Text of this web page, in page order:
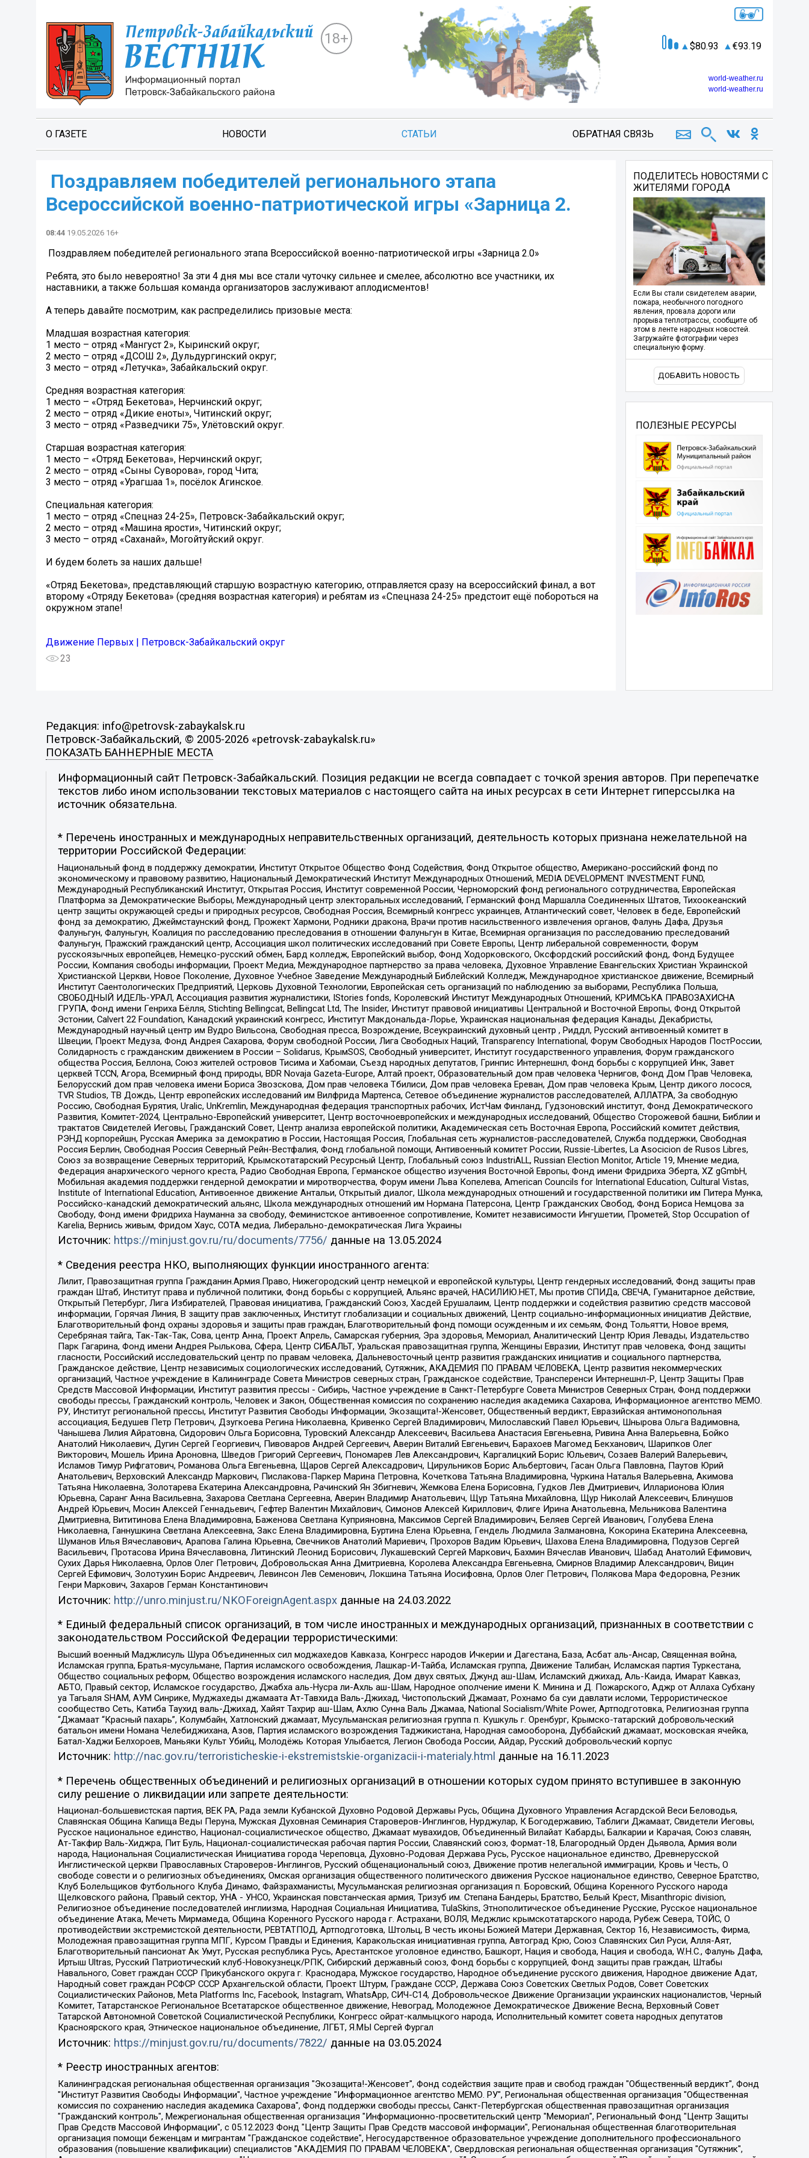
18+ 80.93 93.19
world-weather.ru
world-weather.ru
О ГАЗЕТЕ НОВОСТИ СТАТЬИ ОБРАТНАЯ СВЯЗЬ
️ Поздравляем победителей регионального этапа
Всероссийской военно-патриотической игры «Зарница 2.
08:44 19.05.2026 16+
️ Поздравляем победителей регионального этапа Всероссийской военно-патриотической игры «Зарница 2.0»
Ребята, это было невероятно! За эти 4 дня мы все стали чуточку сильнее и смелее, абсолютно все участники, их
наставники, а также большая команда организаторов заслуживают аплодисментов!
А теперь давайте посмотрим, как распределились призовые места:
Младшая возрастная категория:
1 место – отряд «Мангуст 2», Кыринский округ;
2 место – отряд «ДСОШ 2», Дульдургинский округ;
3 место – отряд «Летучка», Забайкальский округ.
Средняя возрастная категория:
1 место – «Отряд Бекетова», Нерчинский округ;
2 место – отряд «Дикие еноты», Читинский округ;
3 место – отряд «Разведчики 75», Улётовский округ.
Старшая возрастная категория:
1 место – «Отряд Бекетова», Нерчинский округ;
2 место – отряд «Сыны Суворова», город Чита;
3 место – отряд «Урагшаа 1», посёлок Агинское.
Специальная категория:
1 место – отряд «Спецназ 24-25», Петровск-Забайкальский округ;
2 место – отряд «Машина ярости», Читинский округ;
3 место – отряд «Саханай», Могойтуйский округ.
И будем болеть за наших дальше!
«Отряд Бекетова», представляющий старшую возрастную категорию, отправляется сразу на всероссийский финал, а вот
второму «Отряду Бекетова» (средняя возрастная категория) и ребятам из «Спецназа 24-25» предстоит ещё побороться на
окружном этапе! ️
Движение Первых | Петровск-Забайкальский округ
23
ПОДЕЛИТЕСЬ НОВОСТЯМИ С
ЖИТЕЛЯМИ ГОРОДА
Если Вы стали свидетелем аварии,
пожара, необычного погодного
явления, провала дороги или
прорыва теплотрассы, сообщите об
этом в ленте народных новостей.
Загружайте фотографии через
специальную форму.
ДОБАВИТЬ НОВОСТЬ
ПОЛЕЗНЫЕ РЕСУРСЫ
Редакция: info@petrovsk-zabaykalsk.ru
Петровск-Забайкальский, © 2005-2026 «petrovsk-zabaykalsk.ru»
ПОКАЗАТЬ БАННЕРНЫЕ МЕСТА
Информационный сайт Петровск-Забайкальский. Позиция редакции не всегда совпадает с точкой зрения авторов. При перепечатке
текстов либо ином использовании текстовых материалов с настоящего сайта на иных ресурсах в сети Интернет гиперссылка на
источник обязательна.
* Перечень иностранных и международных неправительственных организаций, деятельность которых признана нежелательной на
территории Российской Федерации:
Национальный фонд в поддержку демократии, Институт Открытое Общество Фонд Содействия, Фонд Открытое общество, Американо-российский фонд по
экономическому и правовому развитию, Национальный Демократический Институт Международных Отношений, MEDIA DEVELOPMENT INVESTMENT FUND,
Международный Республиканский Институт, Открытая Россия, Институт современной России, Черноморский фонд регионального сотрудничества, Европейская
Платформа за Демократические Выборы, Международный центр электоральных исследований, Германский фонд Маршалла Соединенных Штатов, Тихоокеанский
центр защиты окружающей среды и природных ресурсов, Свободная Россия, Всемирный конгресс украинцев, Атлантический совет, Человек в беде, Европейский
фонд за демократию, Джеймстаунский фонд, Прожект Хармони, Родники дракона, Врачи против насильственного извлечения органов, Фалунь Дафа, Друзья
Фалуньгун, Фалуньгун, Коалиция по расследованию преследования в отношении Фалуньгун в Китае, Всемирная организация по расследованию преследований
Фалуньгун, Пражский гражданский центр, Ассоциация школ политических исследований при Совете Европы, Центр либеральной современности, Форум
русскоязычных европейцев, Немецко-русский обмен, Бард колледж, Европейский выбор, Фонд Ходорковского, Оксфордский российский фонд, Фонд Будущее
России, Компания свободы информации, Проект Медиа, Международное партнерство за права человека, Духовное Управление Евангельских Христиан Украинской
Христианской Церкви, Новое Поколение, Духовное Учебное Заведение Международный Библейский Колледж, Международное христианское движение, Всемирный
Институт Саентологических Предприятий, Церковь Духовной Технологии, Европейская сеть организаций по наблюдению за выборами, Республика Польша,
СВОБОДНЫЙ ИДЕЛЬ-УРАЛ, Ассоциация развития журналистики, IStories fonds, Королевский Институт Международных Отношений, КРИМСЬКА ПРАВОЗАХИСНА
ГРУПА, Фонд имени Генриха Бёлля, Stichting Bellingcat, Bellingcat Ltd, The Insider, Институт правовой инициативы Центральной и Восточной Европы, Фонд Открытой
Эстонии, Calvert 22 Foundation, Канадский украинский конгресс, Институт Макдональда-Лорье, Украинская национальная федерация Канады, Декабристы,
Международный научный центр им Вудро Вильсона, Свободная пресса, Возрождение, Всеукраинский духовный центр , Риддл, Русский антивоенный комитет в
Швеции, Проект Медуза, Фонд Андрея Сахарова, Форум свободной России, Лига Свободных Наций, Transparеncy International, Форум Свободных Народов ПостРоссии,
Солидарность с гражданским движением в России – Solidarus, КрымSOS, Свободный университет, Институт государственного управления, Форум гражданского
общества Россия, Беллона, Союз жителей островов Тисима и Хабомаи, Съезд народных депутатов, Гринпис Интернешнл, Фонд борьбы с коррупцией Инк, Завет
церквей TCCN, Агора, Всемирный фонд природы, BDR Novaja Gazeta-Europe, Алтай проект, Образовательный дом прав человека Чернигов, Фонд Дом Прав Человека,
Белорусский дом прав человека имени Бориса Звозскова, Дом прав человека Тбилиси, Дом прав человека Ереван, Дом прав человека Крым, Центр дикого лосося,
TVR Studios, ТВ Дождь, Центр европейских исследований им Вилфрида Мартенса, Сетевое объединение журналистов расследователей, АЛЛАТРА, За свободную
Россию, Свободная Бурятия, Uralic, UnKremlin, Международная федерация транспортных рабочих, ИстЧам Финланд, Гудзоновский институт, Фонд Демократического
Развития, Комитет-2024, Центрально-Европейский университет, Центр восточноевропейских и международных исследований, Общество Сторожевой башни, Библии и
трактатов Свидетелей Иеговы, Гражданский Совет, Центр анализа европейской политики, Академическая сеть Восточная Европа, Российский комитет действия,
РЭНД корпорейшн, Русская Америка за демократию в России, Настоящая Россия, Глобальная сеть журналистов-расследователей, Служба поддержки, Свободная
Россия Берлин, Свободная Россия Северный Рейн-Вестфалия, Фонд глобальной помощи, Антивоенный комитет России, Russie-Libertes, La Asocicion de Rusos Libres,
Союз за возвращение Северных территорий, Крымскотатарский Ресурсный Центр, Глобальный союз IndustriALL, Russian Election Monitor, Article 19, Мнение медиа,
Федерация анархического черного креста, Радио Свободная Европа, Германское общество изучения Восточной Европы, Фонд имени Фридриха Эберта, XZ gGmbH,
Мобильная академия поддержки гендерной демократии и миротворчества, Форум имени Льва Копелева, American Councils for International Education, Cultural Vistas,
Institute of International Education, Антивоенное движение Антальи, Открытый диалог, Школа международных отношений и государственной политики им Питера Мунка,
Российско-канадский демократический альянс, Школа международных отношений им Нормана Патерсона, Центр Гражданских Свобод, Фонд Бориса Немцова за
Свободу, Фонд имени Фридриха Науманна за свободу, Феминистское антивоенное сопротивление, Комитет независимости Ингушетии, Прометей, Stop Occupation of
Karelia, Вернись живым, Фридом Хаус, СОТА медиа, Либерально-демократическая Лига Украины
Источник: https://minjust.gov.ru/ru/documents/7756/ данные на 13.05.2024
* Сведения реестра НКО, выполняющих функции иностранного агента:
Лилит, Правозащитная группа Гражданин.Армия.Право, Нижегородский центр немецкой и европейской культуры, Центр гендерных исследований, Фонд защиты прав
граждан Штаб, Институт права и публичной политики, Фонд борьбы с коррупцией, Альянс врачей, НАСИЛИЮ.НЕТ, Мы против СПИДа, СВЕЧА, Гуманитарное действие,
Открытый Петербург, Лига Избирателей, Правовая инициатива, Гражданский Союз, Хасдей Ерушалаим, Центр поддержки и содействия развитию средств массовой
информации, Горячая Линия, В защиту прав заключенных, Институт глобализации и социальных движений, Центр социально-информационных инициатив Действие,
Благотворительный фонд охраны здоровья и защиты прав граждан, Благотворительный фонд помощи осужденным и их семьям, Фонд Тольятти, Новое время,
Серебряная тайга, Так-Так-Так, Сова, центр Анна, Проект Апрель, Самарская губерния, Эра здоровья, Мемориал, Аналитический Центр Юрия Левады, Издательство
Парк Гагарина, Фонд имени Андрея Рылькова, Сфера, Центр СИБАЛЬТ, Уральская правозащитная группа, Женщины Евразии, Институт прав человека, Фонд защиты
гласности, Российский исследовательский центр по правам человека, Дальневосточный центр развития гражданских инициатив и социального партнерства,
Гражданское действие, Центр независимых социологических исследований, Сутяжник, АКАДЕМИЯ ПО ПРАВАМ ЧЕЛОВЕКА, Центр развития некоммерческих
организаций, Частное учреждение в Калининграде Совета Министров северных стран, Гражданское содействие, Трансперенси Интернешнл-Р, Центр Защиты Прав
Средств Массовой Информации, Институт развития прессы - Сибирь, Частное учреждение в Санкт-Петербурге Совета Министров Северных Стран, Фонд поддержки
свободы прессы, Гражданский контроль, Человек и Закон, Общественная комиссия по сохранению наследия академика Сахарова, Информационное агентство МЕМО.
РУ, Институт региональной прессы, Институт Развития Свободы Информации, Экозащита!-Женсовет, Общественный вердикт, Евразийская антимонопольная
ассоциация, Бедушев Петр Петрович, Дзугкоева Регина Николаевна, Кривенко Сергей Владимирович, Милославский Павел Юрьевич, Шнырова Ольга Вадимовна,
Чанышева Лилия Айратовна, Сидорович Ольга Борисовна, Туровский Александр Алексеевич, Васильева Анастасия Евгеньевна, Ривина Анна Валерьевна, Бойко
Анатолий Николаевич, Дугин Сергей Георгиевич, Пивоваров Андрей Сергеевич, Аверин Виталий Евгеньевич, Барахоев Магомед Бекханович, Шарипков Олег
Викторович, Мошель Ирина Ароновна, Шведов Григорий Сергеевич, Пономарев Лев Александрович, Каргалицкий Борис Юльевич, Созаев Валерий Валерьевич,
Исламов Тимур Рифгатович, Романова Ольга Евгеньевна, Щаров Сергей Алексадрович, Цирульников Борис Альбертович, Гасан Ольга Павловна, Паутов Юрий
Анатольевич, Верховский Александр Маркович, Пислакова-Паркер Марина Петровна, Кочеткова Татьяна Владимировна, Чуркина Наталья Валерьевна, Акимова
Татьяна Николаевна, Золотарева Екатерина Александровна, Рачинский Ян Збигневич, Жемкова Елена Борисовна, Гудков Лев Дмитриевич, Илларионова Юлия
Юрьевна, Саранг Анна Васильевна, Захарова Светлана Сергеевна, Аверин Владимир Анатольевич, Щур Татьяна Михайловна, Щур Николай Алексеевич, Блинушов
Андрей Юрьевич, Мосин Алексей Геннадьевич, Гефтер Валентин Михайлович, Симонов Алексей Кириллович, Флиге Ирина Анатольевна, Мельникова Валентина
Дмитриевна, Вититинова Елена Владимировна, Баженова Светлана Куприяновна, Максимов Сергей Владимирович, Беляев Сергей Иванович, Голубева Елена
Николаевна, Ганнушкина Светлана Алексеевна, Закс Елена Владимировна, Буртина Елена Юрьевна, Гендель Людмила Залмановна, Кокорина Екатерина Алексеевна,
Шуманов Илья Вячеславович, Арапова Галина Юрьевна, Свечников Анатолий Мариевич, Прохоров Вадим Юрьевич, Шахова Елена Владимировна, Подузов Сергей
Васильевич, Протасова Ирина Вячеславовна, Литинский Леонид Борисович, Лукашевский Сергей Маркович, Бахмин Вячеслав Иванович, Шабад Анатолий Ефимович,
Сухих Дарья Николаевна, Орлов Олег Петрович, Добровольская Анна Дмитриевна, Королева Александра Евгеньевна, Смирнов Владимир Александрович, Вицин
Сергей Ефимович, Золотухин Борис Андреевич, Левинсон Лев Семенович, Локшина Татьяна Иосифовна, Орлов Олег Петрович, Полякова Мара Федоровна, Резник
Генри Маркович, Захаров Герман Константинович
Источник: http://unro.minjust.ru/NKOForeignAgent.aspxданные на 24.03.2022
* Единый федеральный список организаций, в том числе иностранных и международных организаций, признанных в соответствии с
законодательством Российской Федерации террористическими:
Высший военный Маджлисуль Шура Объединенных сил моджахедов Кавказа, Конгресс народов Ичкерии и Дагестана, База, Асбат аль-Ансар, Священная война,
Исламская группа, Братья-мусульмане, Партия исламского освобождения, Лашкар-И-Тайба, Исламская группа, Движение Талибан, Исламская партия Туркестана,
Общество социальных реформ, Общество возрождения исламского наследия, Дом двух святых, Джунд аш-Шам, Исламский джихад, Аль-Каида, Имарат Кавказ,
АБТО, Правый сектор, Исламское государство, Джабха аль-Нусра ли-Ахль аш-Шам, Народное ополчение имени К. Минина и Д. Пожарского, Аджр от Аллаха Субхану
уа Тагьаля SHAM, АУМ Синрике, Муджахеды джамаата Ат-Тавхида Валь-Джихад, Чистопольский Джамаат, Рохнамо ба суи давлати исломи, Террористическое
сообщество Сеть, Катиба Таухид валь-Джихад, Хайят Тахрир аш-Шам, Ахлю Сунна Валь Джамаа, National Socialism/White Power, Артподготовка, Религиозная группа
“Джамаат “Красный пахарь”, Колумбайн, Хатлонский джамаат, Мусульманская религиозная группа п. Кушкуль г. Оренбург, Крымско-татарский добровольческий
батальон имени Номана Челебиджихана, Азов, Партия исламского возрождения Таджикистана, Народная самооборона, Дуббайский джамаат, московская ячейка,
Батал-Хаджи Белхороев, Маньяки Культ Убийц, Молодёжь Которая Улыбается, Легион Свобода России, Айдар, Русский добровольческий корпус
Источник: http://nac.gov.ru/terroristicheskie-i-ekstremistskie-organizacii-i-materialy.html данные на 16.11.2023
* Перечень общественных объединений и религиозных организаций в отношении которых судом принято вступившее в законную
силу решение о ликвидации или запрете деятельности:
Национал-большевистская партия, ВЕК РА, Рада земли Кубанской Духовно Родовой Державы Русь, Община Духовного Управления Асгардской Веси Беловодья,
Славянская Община Капища Веды Перуна, Мужская Духовная Семинария Староверов-Инглингов, Нурджулар, К Богодержавию, Таблиги Джамаат, Свидетели Иеговы,
Русское национальное единство, Национал-социалистическое общество, Джамаат мувахидов, Объединенный Вилайат Кабарды, Балкарии и Карачая, Союз славян,
Ат-Такфир Валь-Хиджра, Пит Буль, Национал-социалистическая рабочая партия России, Славянский союз, Формат-18, Благородный Орден Дьявола, Армия воли
народа, Национальная Социалистическая Инициатива города Череповца, Духовно-Родовая Держава Русь, Русское национальное единство, Древнерусской
Инглистической церкви Православных Староверов-Инглингов, Русский общенациональный союз, Движение против нелегальной иммиграции, Кровь и Честь, О
свободе совести и о религиозных объединениях, Омская организация общественного политического движения Русское национальное единство, Северное Братство,
Клуб Болельщиков Футбольного Клуба Динамо, Файзрахманисты, Мусульманская религиозная организация п. Боровский, Община Коренного Русского народа
Щелковского района, Правый сектор, УНА - УНСО, Украинская повстанческая армия, Тризуб им. Степана Бандеры, Братство, Белый Крест, Misanthropic division,
Религиозное объединение последователей инглиизма, Народная Социальная Инициатива, TulaSkins, Этнополитическое объединение Русские, Русское национальное
объединение Атака, Мечеть Мирмамеда, Община Коренного Русского народа г. Астрахани, ВОЛЯ, Меджлис крымскотатарского народа, Рубеж Севера, ТОЙС, О
противодействии экстремистской деятельности, РЕВТАТПОД, Артподготовка, Штольц, В честь иконы Божией Матери Державная, Сектор 16, Независимость, Фирма,
Молодежная правозащитная группа МПГ, Курсом Правды и Единения, Каракольская инициативная группа, Автоград Крю, Союз Славянских Сил Руси, Алля-Аят,
Благотворительный пансионат Ак Умут, Русская республика Русь, Арестантское уголовное единство, Башкорт, Нация и свобода, Нация и свобода, W.H.С., Фалунь Дафа,
Иртыш Ultras, Русский Патриотический клуб-Новокузнецк/РПК, Сибирский державный союз, Фонд борьбы с коррупцией, Фонд защиты прав граждан, Штабы
Навального, Совет граждан СССР Прикубанского округа г. Краснодара, Мужское государство, Народное объединение русского движения, Народное движение Адат,
Народный совет граждан РСФСР СССР Архангельской области, Проект Штурм, Граждане СССР, Держава Союз Советских Светлых Родов, Совет Советских
Социалистических Районов, Meta Platforms Inc, Facebook, Instagram, WhatsApp, СИЧ-С14, Добровольческое Движение Организации украинских националистов, Черный
Комитет, Татарстанское Региональное Всетатарское общественное движение, Невоград, Молодежное Демократическое Движение Весна, Верховный Совет
Татарской Автономной Советской Социалистической Республики, Конгресс ойрат-калмыцкого народа, Исполнительный комитет совета народных депутатов
Красноярского края, Этническое национальное объединение, ЛГБТ, Я.МЫ Сергей Фургал
Источник: https://minjust.gov.ru/ru/documents/7822/ данные на 03.05.2024
* Реестр иностранных агентов:
Калининградская региональная общественная организация "Экозащита!-Женсовет", Фонд содействия защите прав и свобод граждан "Общественный вердикт", Фонд "Институт Развития Свободы Информации", Частное учреждение "Информационное агентство МЕМО. РУ", Региональная общественная организация "Общественная комиссия по сохранению наследия академика Сахарова", Фонд поддержки свободы прессы, Санкт-Петербургская общественная правозащитная организация "Гражданский контроль", Межрегиональная общественная организация "Информационно-просветительский центр "Мемориал", Региональный Фонд "Центр Защиты Прав Средств Массовой Информации", с 05.12.2023 Фонд "Центр Защиты Прав Средств массовой информации", Региональная общественная благотворительная организация помощи беженцам и мигрантам "Гражданское содействие", Негосударственное образовательное учреждение дополнительного профессионального образования (повышение квалификации) специалистов "АКАДЕМИЯ ПО ПРАВАМ ЧЕЛОВЕКА", Свердловская региональная общественная организация "Сутяжник", Автономная некоммерческая организация "Центр независимых социологических исследований", Союз общественных объединений "Российский исследовательский центр по правам человека", Региональное общественное учреждение научно-информационный центр "МЕМОРИАЛ", Некоммерческая организация "Фонд защиты гласности", Автономная некоммерческая организация "Институт прав человека", Городская общественная организация "Екатеринбургское общество "МЕМОРИАЛ", Городская общественная организация "Рязанское историко-просветительское и правозащитное общество "Мемориал" (Рязанский Мемориал), Челябинский региональный орган общественной самодеятельности – женское общественное объединение "Женщины Евразии", Челябинский региональный орган общественной самодеятельности "Уральская правозащитная группа", Фонд содействия защите здоровья и социальной справедливости имени Андрея Рылькова, Автономная Некоммерческая Организация "Аналитический Центр Юрия Левады", Автономная некоммерческая организация социальной поддержки населения "Проект Апрель", Региональная общественная организация помощи женщинам и детям, находящимся в кризисной ситуации "Информационно-методический центр "Анна", Фонд содействия развитию массовых коммуникаций и правовому просвещению "Так-так-Так", Фонд содействия устойчивому развитию "Серебряная тайга", Свердловский региональный общественный фонд социальных проектов "Новое время", "Idel.Реалии", Кавказ.Реалии, Крым.Реалии, Телеканал Настоящее Время, Татаро-башкирская служба Радио Свобода (Azatliq Radiosi), Радио Свободная Европа/Радио Свобода (PCE/PC), "Сибирь.Реалии", "Фактограф", Благотворительный фонд помощи осужденным и их семьям, Автономная некоммерческая организация "Институт глобализации и социальных движений", Фонд "В защиту прав заключенных", Частное учреждение "Центр поддержки и содействия развитию средств массовой информации", Пензенский региональный общественный благотворительный фонд "Гражданский союз", "Север.Реалии", Некоммерческая организация Фонд "Правовая инициатива", Общество с ограниченной ответственностью "Радио Свободная Европа/Радио Свобода", Чешское информационное агентство "MEDIUM-ORIENT", Красноярская региональная общественная организация "Мы против СПИДа", Камалягин Денис Николаевич, Маркелов Сергей Евгеньевич, Пономарев Лев Александрович, Савицкая Людмила Алексеевна, Автономная некоммерческая организация "Центр по работе с проблемой насилия "НАСИЛИЮ.НЕТ", Межрегиональный профессиональный союз работников здравоохранения "Альянс врачей", Юридическое лицо, зарегистрированное в Латвийской Республике, SIA "Medusa Project" (регистрационный номер 40103797863, дата регистрации 10.06.2014), Некоммерческая организация "Фонд по борьбе с коррупцией", Автономная некоммерческая организация "Институт права и публичной политики", Баданин Роман Сергеевич, Гликин Максим Александрович, Железнова Мария Михайловна, Лукьянова Юлия Сергеевна, Маетная Елизавета Витальевна, Маняхин Петр Борисович, Чуракова Ольга Владимировна, Ярош Юлия Петровна, Юридическое лицо "The Insider SIA", зарегистрированное в Риге, Латвийская Республика (дата регистрации 26.06.2015), являющееся администратором доменного имени интернет-издания "The Insider SIA", https://theins.ru, Постернак Алексей Евгеньевич, Рубин Михаил Аркадьевич, Анин Роман Александрович, Юридическое лицо Istories fonds, зарегистрированное в Латвийской Республике (регистрационный номер 50008295751, дата регистрации 24.02.2020), Великовский Дмитрий Александрович, Долинина Ирина Николаевна, Мароховская Алеся Алексеевна, Шлейнов Роман Юрьевич, Шмагун Олеся Валентиновна, Общество с ограниченной ответственностью "Альтаир 2021", Общество с ограниченной ответственностью "Вега 2021", Общество с ограниченной ответственностью "Главный редактор 2021", Общество с ограниченной ответственностью "Ромашки монолит", Важенков Артем Валерьевич, Ивановская областная общественная организация "Центр гендерных исследований", Гурман Юрий Альбертович, Медиапроект "ОВД-Инфо", Егоров Владимир Владимирович, Жилинский Владимир Александрович, Общество с ограниченной ответственностью "ЗП", Иванова София Юрьевна, Карезина Инна Павловна, Кильтау Екатерина Викторовна, Петров Алексей Викторович, Пискунов Сергей Евгеньевич, Смирнов Сергей Сергеевич, Тихонов Михаил Сергеевич, Общество с ограниченной ответственностью "ЖУРНАЛИСТ-ИНОСТРАННЫЙ АГЕНТ", Арапова Галина Юрьевна, Вольтская Татьяна Анатольевна, Американская компания "Mason G.E.S. Anonymous Foundation" (США), являющаяся владельцем интернет-издания https://mnews.world/, Компания "Stichting Bellingcat", зарегистрированная в Нидерландах (дата регистрации 11.07.2018), Захаров Андрей Вячеславович, Клепиковская Екатерина Дмитриевна, Общество с ограниченной ответственностью "МЕМО", Перл Роман Александрович, Симонов Евгений Алексеевич, Соловьева Елена Анатольевна, Сотников Даниил Владимирович, Сурначева Елизавета Дмитриевна, Автономная некоммерческая организация по защите прав человека и информированию населения "Якутия – Наше Мнение", Общество с ограниченной ответственностью "Москоу диджитал медиа", с 26.01.2023 Общество с ограниченной ответственностью "Чайка Белые сады", Ветошкина Валерия Валерьевна, Заговора Максим Александрович, Межрегиональное общественное движение "Российская ЛГБТ - сеть", Оленичев Максим Владимирович, Павлов Иван Юрьевич, Скворцова Елена Сергеевна, Общество с ограниченной ответственностью "Как бы инагент", Кочетков Игорь Викторович, Общество с ограниченной ответственностью "Честные выборы", Еланчик Олег Александрович, Общество с ограниченной ответственностью "Нобелевский призыв", Гималова Регина Эмилевна, Григорьев Андрей Валерьевич, Григорьева Алина Александровна, Ассоциация по содействию защите прав призывников, альтернативнослужащих и военнослужащих "Правозащитная группа "Гражданин.Армия.Право", Хисамова Регина Фаритовна, Автономная некоммерческая организация по реализации социально-правовых программ "Лилит", Дальневосточное общественное движение "Маяк", Санкт-Петербургская ЛГБТ-инициативная группа "Выход", Инициативная группа ЛГБТ+ "Реверс", Алексеев Андрей Викторович, Бекбулатова Таисия Львовна, Беляев Иван Михайлович, Владыкина Елена Сергеевна, Гельман Марат Александрович, Никульшина Вероника Юрьевна, Толоконникова Надежда Андреевна, Шендерович Виктор Анатольевич, Общество с ограниченной ответственностью "Данное сообщение", Общество с ограниченной ответственностью Издательский дом "Новая глава", Айнбиндер Александра Александровна, Московский комьюнити-центр для ЛГБТ+инициатив, Благотворительный фонд развития филантропии, Deutsche Welle (Германия, Kurt-Schumacher-Strasse 3, 53113 Bonn), Борзунова Мария Михайловна, Воробьев Виктор Викторович, Голубева Анна Львовна, Константинова Алла Михайловна, Малкова Ирина Владимировна, Мурадов Мурад Абдулгалимович, Осетинская Елизавета Николаевна, Понасенков Евгений Николаевич, Ганапольский Матвей Юрьевич, Киселев Евгений Алексеевич, Борухович Ирина Григорьевна, Дремин Иван Тимофеевич, Дубровский Дмитрий Викторович, Красноярская региональная общественная организация поддержки и развития альтернативных образовательных технологий и межкультурных коммуникаций "ИНТЕРРА", Маяковская Екатерина Алексеевна, Фейгин Марк Захарович, Филимонов Андрей Викторович, Дзугкоева Регина Николаевна, Доброхотов Роман Александрович, Дудь Юрий Александрович, Елкин Сергей Владимирович, Кругликов Кирилл Игоревич, Сабунаева Мария Леонидовна, Семенов Алексей Владимирович, Шаинян Карен Багратович, Шульман Екатерина Михайловна, Асафьев Артур Валерьевич, Вахштайн Виктор Семенович, Венедиктов Алексей Алексеевич, Лушникова Екатерина Евгеньевна, Волков Леонид Михайлович, Невзоров Александр Глебович, Пархоменко Сергей Борисович, Сироткин Ярослав Николаевич, Кара-Мурза Владимир Владимирович, Баранова Наталья Владимировна, Гозман Леонид Яковлевич, Кагарлицкий Борис Юльевич, Климарев Михаил Валерьевич, Милов Владимир Станиславович, Автономная некоммерческая организация Краснодарский центр современного искусства "Типография", Моргенштерн Алишер Тагирович, Соболь Любовь Эдуардовна, Общество с ограниченной ответственностью "ЛИЗА НОРМ", Каспаров Гарри Кимович, Ходорковский Михаил Борисович, Общество с ограниченной ответственностью "Апрельские тезисы", Данилович Ирина Брониславовна, Кашин Олег Владимирович, Петров Николай Владимирович, Пивоваров Алексей Владимирович, Соколов Михаил Владимирович, Цветкова Юлия Владимировна, Чичваркин Евгений Александрович, Комитет против пыток/Команда против пыток, Общество с ограниченной ответственностью "Первый научный", Общество с ограниченной ответственностью "Вертолет и ко", Белоцерковская Вероника Борисовна, Кац Максим Евгеньевич, Лазарева Татьяна Юрьевна, Шаведдинов Руслан Табризович, Яшин Илья Валерьевич, Общество с ограниченной ответственностью "Иноагент ААВ", Алешковский Дмитрий Петрович, Альбац Евгения Марковна, Быков Дмитрий Львович, Галямина Юлия Евгеньевна, Лойко Сергей Леонидович, Мартынов Кирилл Константинович, Медведев Сергей Александрович, Крашенинников Федор Геннадиевич, Гордеева Катерина Вл